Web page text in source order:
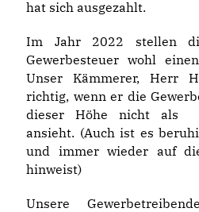
hat sich ausgezahlt.
Im Jahr 2022 stellen
Gewerbesteuer wohl
Unser Kämmerer, Herr
richtig, wenn er die
dieser Höhe nicht als
ansieht. (Auch ist es
und immer wieder auf
hinweist)
Unsere